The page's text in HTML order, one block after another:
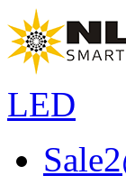
LED
Sale2